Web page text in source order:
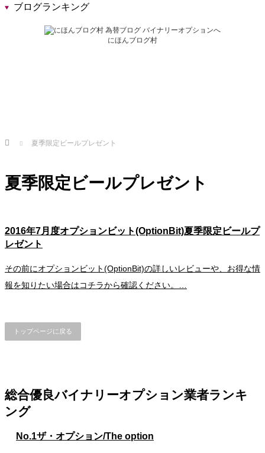
ブログランキング
にほんブログ村
Home 夏季限定ビールプレゼント
夏季限定ビールプレゼント
2016年7月度オプションビット(OptionBit)夏季限定ビールプ
レゼント
その前にオプションビット(OptionBit)の詳しいレビューや、お得な情
報を知りたい場合はコチラから確認ください。…
トップページに戻る
総合優良バイナリーオプション業者ランキ
ング
No.1ザ・オプション/The option